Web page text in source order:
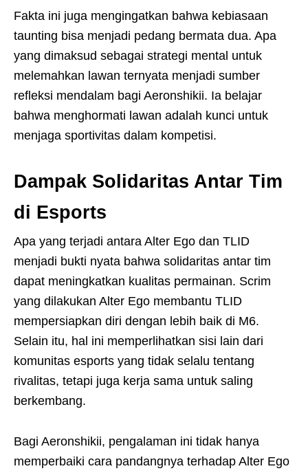
Fakta ini juga mengingatkan bahwa kebiasaan
taunting bisa menjadi pedang bermata dua. Apa
yang dimaksud sebagai strategi mental untuk
melemahkan lawan ternyata menjadi sumber
refleksi mendalam bagi Aeronshikii. Ia belajar
bahwa menghormati lawan adalah kunci untuk
menjaga sportivitas dalam kompetisi.
Dampak Solidaritas Antar Tim
di Esports
Apa yang terjadi antara Alter Ego dan TLID
menjadi bukti nyata bahwa solidaritas antar tim
dapat meningkatkan kualitas permainan. Scrim
yang dilakukan Alter Ego membantu TLID
mempersiapkan diri dengan lebih baik di M6.
Selain itu, hal ini memperlihatkan sisi lain dari
komunitas esports yang tidak selalu tentang
rivalitas, tetapi juga kerja sama untuk saling
berkembang.
Bagi Aeronshikii, pengalaman ini tidak hanya
memperbaiki cara pandangnya terhadap Alter Ego